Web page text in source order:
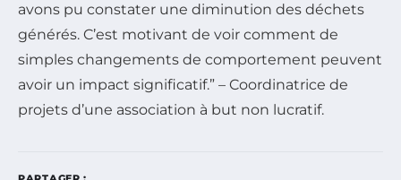
avons pu constater une diminution des déchets
générés. C’est motivant de voir comment de
simples changements de comportement peuvent
avoir un impact significatif.” – Coordinatrice de
projets d’une association à but non lucratif.